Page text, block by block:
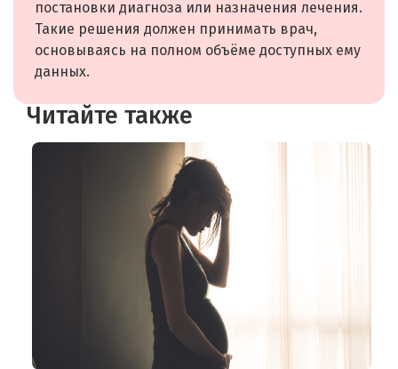
постановки диагноза или назначения лечения.
Такие решения должен принимать врач,
основываясь на полном объёме доступных ему
данных.
Читайте также